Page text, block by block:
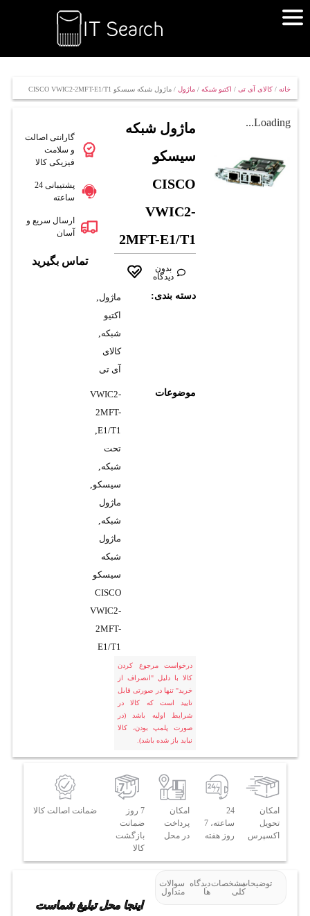
خانه/ کالای آی تی/ اکتیو شبکه/ ماژول / ماژول شبکه سیسکو CISCO VWIC2-2MFT-E1/T1
Loading...
ماژول شبکه
سیسکو
CISCO
VWIC2-
2MFT-E1/T1
بدون
دیدگاه
دسته بندی: ماژول,
اکتیو
شبکه,
کالای
آی تی
موضوعات
VWIC2-
2MFT-
E1/T1
,
تحت
شبکه,
سیسکو,
ماژول
شبکه,
ماژول
شبکه
سیسکو
CISCO
VWIC2-
2MFT-
E1/T1
درخواست مرجوع کردن
کالا با دلیل "انصراف از
خرید" تنها در صورتی قابل
تایید است که کالا در
شرایط اولیه باشد (در
صورت پلمپ بودن، کالا
نباید باز شده باشد).
گارانتی اصالت
و سلامت
فیزیکی کالا
پشتیبانی 24
ساعته
ارسال سریع و
آسان
تماس بگیرید
امکان
تحویل
اکسپرس
24
ساعته، 7
روز هفته
امکان
پرداخت
در محل
7 روز
ضمانت
بازگشت
کالا
ضمانت اصالت کالا
توضیحاتمشخصات
کلی
دیدگاه
ها
سوالات
متداول
اینجا محل تبلیغ شماست